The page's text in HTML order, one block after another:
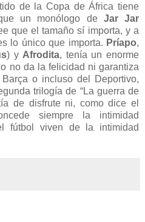
de la Copa de África tiene
un monólogo de Jar Jar
que el tamaño sí importa, y a
lo único que importa. Príapo,
) y Afrodita, tenía un enorme
no da la felicidad ni garantiza
o incluso del Deportivo,
trilogía de “La guerra de
de disfrute ni, como dice el
siempre la intimidad
fútbol viven de la intimidad